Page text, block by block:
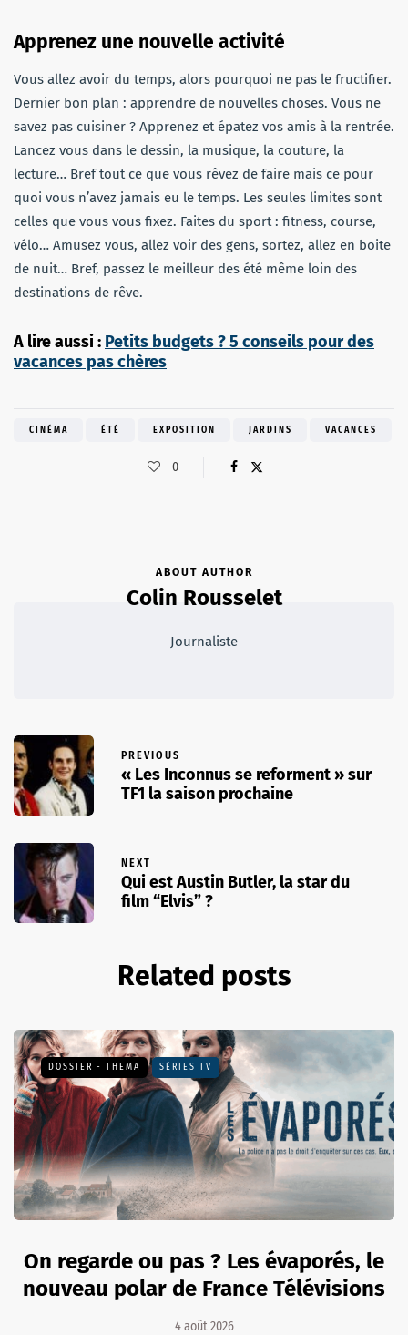
Apprenez une nouvelle activité
Vous allez avoir du temps, alors pourquoi ne pas le fructifier.
Dernier bon plan : apprendre de nouvelles choses. Vous ne
savez pas cuisiner ? Apprenez et épatez vos amis à la rentrée.
Lancez vous dans le dessin, la musique, la couture, la
lecture… Bref tout ce que vous rêvez de faire mais ce pour
quoi vous n’avez jamais eu le temps. Les seules limites sont
celles que vous vous fixez. Faites du sport : fitness, course,
vélo… Amusez vous, allez voir des gens, sortez, allez en boite
de nuit… Bref, passez le meilleur des été même loin des
destinations de rêve.
A lire aussi : Petits budgets ? 5 conseils pour des
vacances pas chères
CINÉMA ÉTÉ EXPOSITION JARDINS VACANCES
0
ABOUT AUTHOR
Colin Rousselet
Journaliste
PREVIOUS
« Les Inconnus se reforment » sur
TF1 la saison prochaine
NEXT
Qui est Austin Butler, la star du
film “Elvis” ?
Related posts
DOSSIER - THEMA SÉRIES TV
On regarde ou pas ? Les évaporés, le
nouveau polar de France Télévisions
4 août 2026